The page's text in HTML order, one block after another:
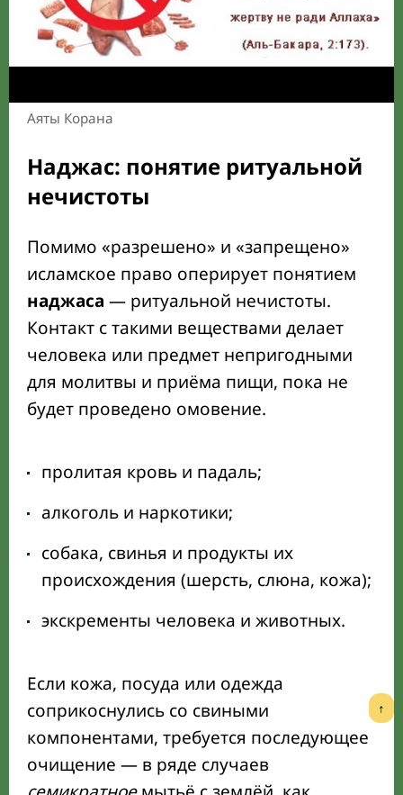
Аяты Корана
Наджас: понятие ритуальной
нечистоты
Помимо «разрешено» и «запрещено»
исламское право оперирует понятием
наджаса — ритуальной нечистоты.
Контакт с такими веществами делает
человека или предмет непригодными
для молитвы и приёма пищи, пока не
будет проведено омовение.
пролитая кровь и падаль;
алкоголь и наркотики;
собака, свинья и продукты их
происхождения (шерсть, слюна, кожа);
экскременты человека и животных.
Если кожа, посуда или одежда
соприкоснулись со свиными
компонентами, требуется последующее
очищение — в ряде случаев
↑